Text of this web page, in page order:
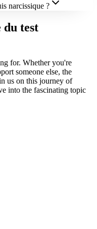
narcissique ?
du test
for. Whether you're
someone else, the
us on this journey of
into the fascinating topic